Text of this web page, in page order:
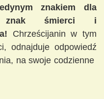
znakiem dla
znak śmierci i
Chrześcijanin w tym
odnajduje odpowiedź
na swoje codzienne